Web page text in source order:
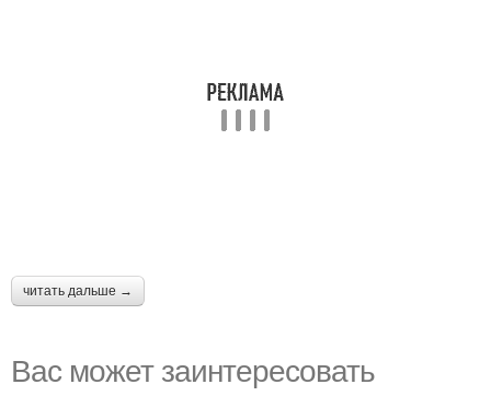
читать дальше →
Вас может заинтересовать